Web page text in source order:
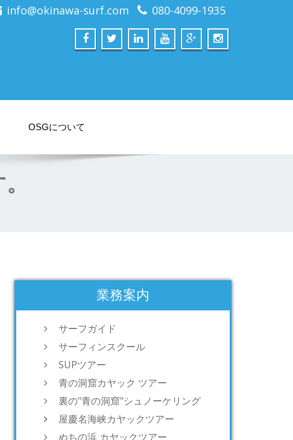
info@okinawa-surf.com 080-4099-1935
OSGについて
業務案内
サーフガイド
サーフィンスクール
SUPツアー
青の洞窟カヤック ツアー
裏の"青の洞窟"シュノーケリング
屋慶名海峡カヤックツアー
ぬちの浜 カヤックツアー